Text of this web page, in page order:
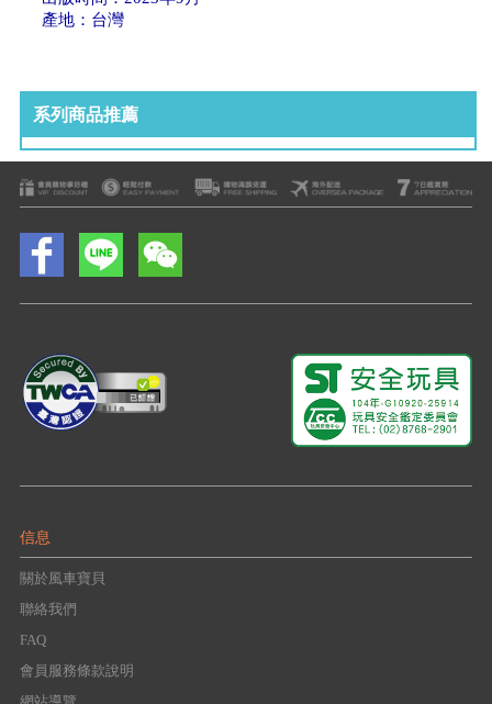
產地：台灣
系列商品推薦
信息
關於風車寶貝
聯絡我們
FAQ
會員服務條款說明